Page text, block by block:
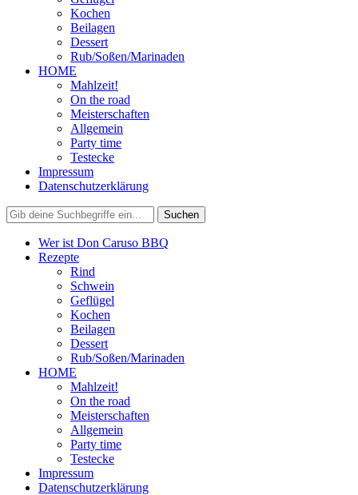
Kochen
Beilagen
Dessert
Rub/Soßen/Marinaden
HOME
Mahlzeit!
On the road
Meisterschaften
Allgemein
Party time
Testecke
Impressum
Datenschutzerklärung
Wer ist Don Caruso BBQ
Rezepte
Rind
Schwein
Geflügel
Kochen
Beilagen
Dessert
Rub/Soßen/Marinaden
HOME
Mahlzeit!
On the road
Meisterschaften
Allgemein
Party time
Testecke
Impressum
Datenschutzerklärung